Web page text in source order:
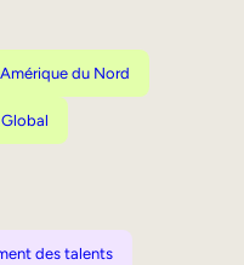
Amérique du Nord
Global
des talents